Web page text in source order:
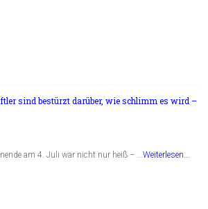
sind bestürzt darüber, wie schlimm es wird –
am 4. Juli war nicht nur heiß – …Weiterlesen...